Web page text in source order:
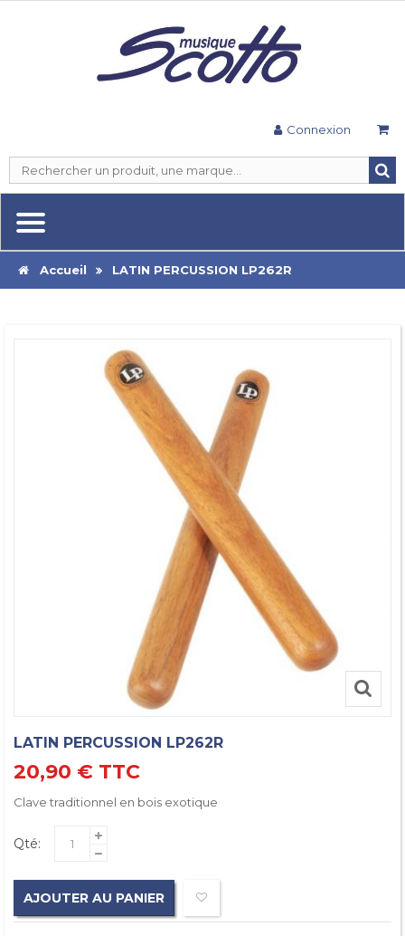
Connexion
Accueil LATIN PERCUSSION LP262R
LATIN PERCUSSION LP262R
20,90 € TTC
Clave traditionnel en bois exotique
Qté:
AJOUTER AU PANIER